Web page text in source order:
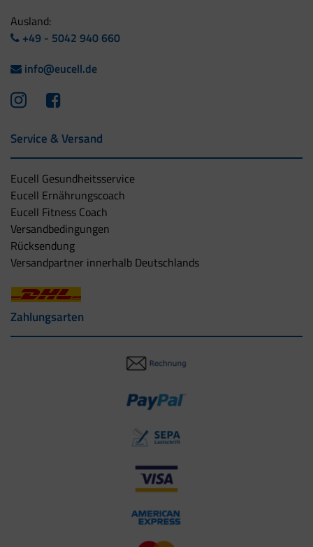
Ausland:
+49 - 5042 940 660
info@eucell.de
Service & Versand
Eucell Gesundheitsservice
Eucell Ernährungscoach
Eucell Fitness Coach
Versandbedingungen
Rücksendung
Versandpartner innerhalb Deutschlands
Zahlungsarten